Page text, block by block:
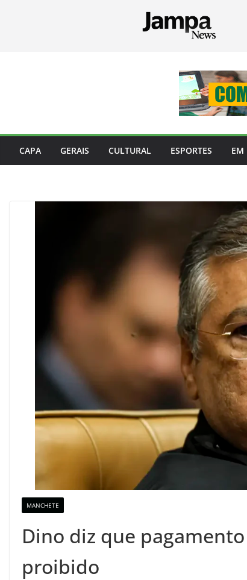
CAPA GERAIS CULTURAL ESPORTES EM
MANCHETE
Dino diz que
proibido